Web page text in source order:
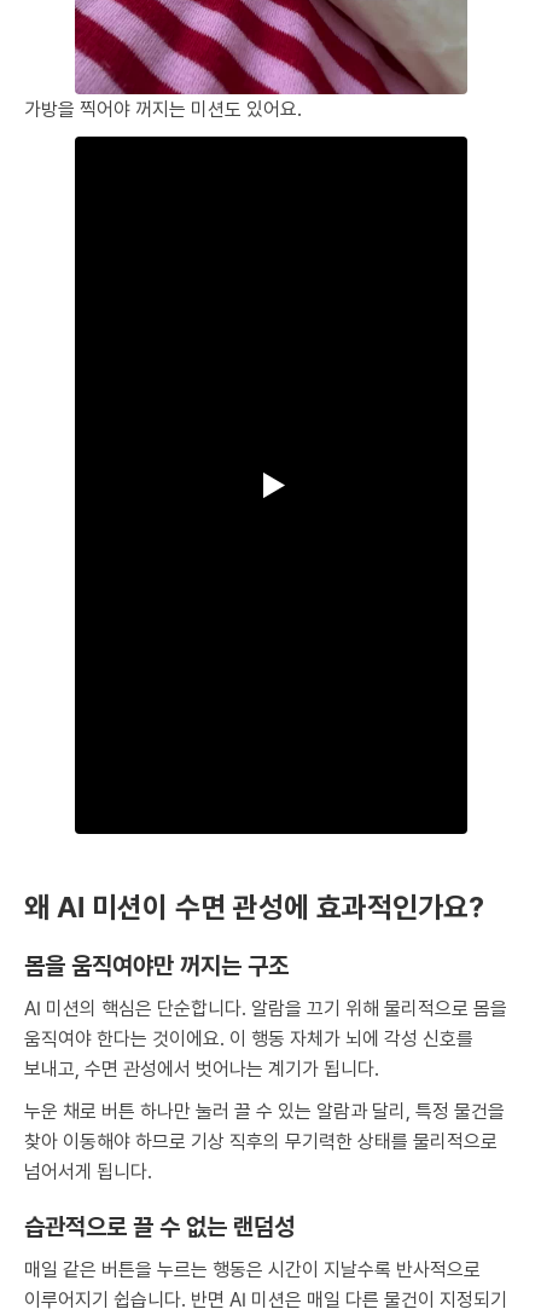
가방을 찍어야 꺼지는 미션도 있어요.
▶
왜 AI 미션이 수면 관성에 효과적인가요?
몸을 움직여야만 꺼지는 구조
AI 미션의 핵심은 단순합니다. 알람을 끄기 위해 물리적으로 몸을
움직여야 한다는 것이에요. 이 행동 자체가 뇌에 각성 신호를
보내고, 수면 관성에서 벗어나는 계기가 됩니다.
누운 채로 버튼 하나만 눌러 끌 수 있는 알람과 달리, 특정 물건을
찾아 이동해야 하므로 기상 직후의 무기력한 상태를 물리적으로
넘어서게 됩니다.
습관적으로 끌 수 없는 랜덤성
매일 같은 버튼을 누르는 행동은 시간이 지날수록 반사적으로
이루어지기 쉽습니다. 반면 AI 미션은 매일 다른 물건이 지정되기